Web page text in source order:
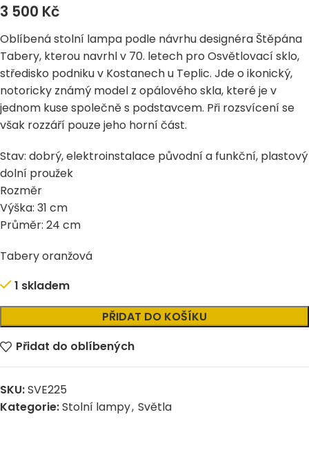
3 500 Kč
Oblíbená stolní lampa podle návrhu designéra Štěpána
Tabery, kterou navrhl v 70. letech pro Osvětlovací sklo,
středisko podniku v Kostanech u Teplic. Jde o ikonický,
notoricky známý model z opálového skla, které je v
jednom kuse společně s podstavcem. Při rozsvícení se
však rozzáří pouze jeho horní část.
Stav: dobrý, elektroinstalace původní a funkční, plastový
dolní proužek
Rozměr
Výška: 31 cm
Průměr: 24 cm
Tabery oranžová
1 skladem
PŘIDAT DO KOŠÍKU
Přidat do oblíbených
SKU:SVE225
Kategorie:Stolní lampy, Světla